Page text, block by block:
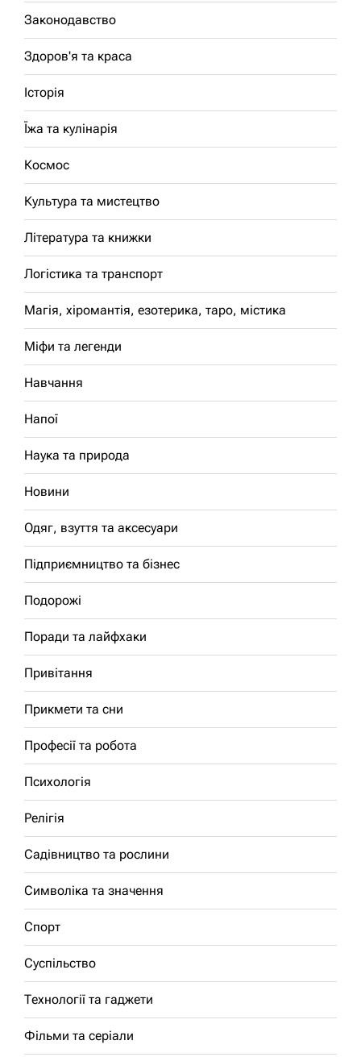
Законодавство
Здоров'я та краса
Історія
Їжа та кулінарія
Космос
Культура та мистецтво
Література та книжки
Логістика та транспорт
Магія, хіромантія, езотерика, таро, містика
Міфи та легенди
Навчання
Напої
Наука та природа
Новини
Одяг, взуття та аксесуари
Підприємництво та бізнес
Подорожі
Поради та лайфхаки
Привітання
Прикмети та сни
Професії та робота
Психологія
Релігія
Садівництво та рослини
Символіка та значення
Спорт
Суспільство
Технології та гаджети
Фільми та серіали